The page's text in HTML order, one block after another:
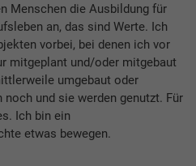
Menschen die Ausbildung für
an, das sind Werte. Ich
vorbei, bei denen ich vor
mitgeplant und/oder mitgebaut
umgebaut oder
und sie werden genutzt. Für
Ich bin ein
etwas bewegen.